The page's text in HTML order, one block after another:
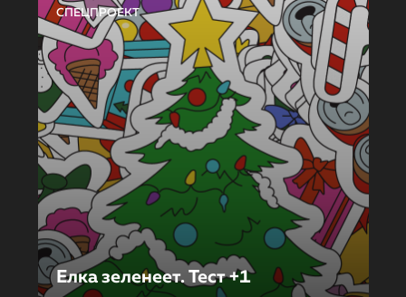
СПЕЦПРОЕКТ
Елка зеленеет. Тест +1